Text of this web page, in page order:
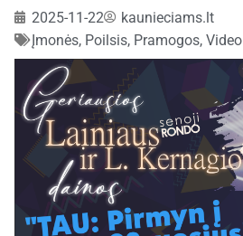
2025-11-22
kaunieciams.lt
Įmonės, Poilsis, Pramogos, Video